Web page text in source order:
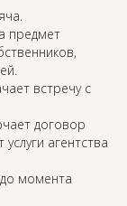
предмет
встречу с
договор
агентства
момента